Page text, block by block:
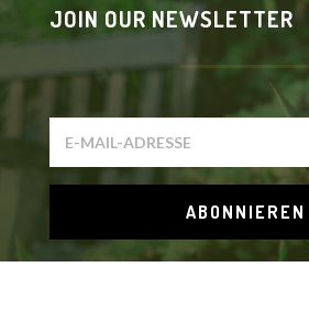
JOIN OUR NEWSLETTER
ABONNIEREN